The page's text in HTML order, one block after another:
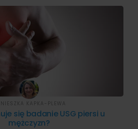
się badanie USG piersi u
mężczyzn?
KAPKA-PLEWA